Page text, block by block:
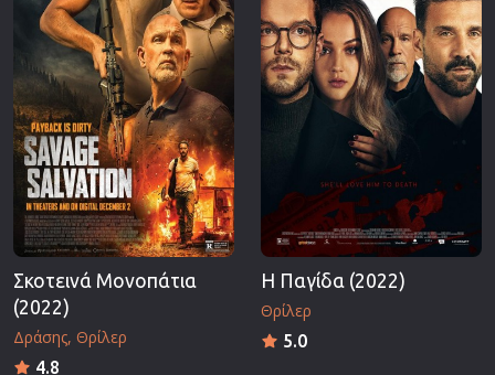
Σκοτεινά Μονοπάτια
(2022)
Δράσης Θρίλερ
4.8
Η Παγίδα (2022)
Θρίλερ
5.0